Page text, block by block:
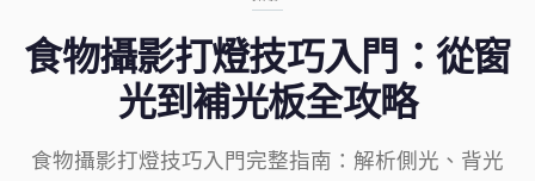
食物攝影打燈技巧入門：從窗
光到補光板全攻略
食物攝影打燈技巧入門完整指南：解析側光、背光